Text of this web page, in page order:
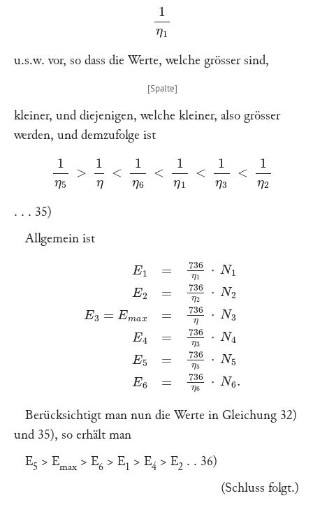
η
u.s.w. vor, so dass die Werte, welche grösser sind,
kleiner, und diejenigen, welche kleiner, also grösser
werden, und demzufolge ist
η <1 1 1η
. . . 35)
Allgemein ist
736η =Em =736
Berücksichtigt man nun die Werte in Gleichung 32)
und 35), so erhält man
E5 > Emax > E6 > E1 > E4 > E2 . . 36)
(Schluss folgt.)